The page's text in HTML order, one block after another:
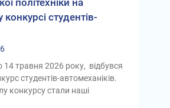
політехніки на
студентів-
14 травня 2026 року, відбувся
студентів-автомеханіків.
конкурсу стали наші